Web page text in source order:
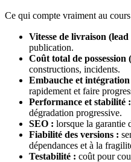
Ce qui compte vraiment au
Vitesse de livraison
publication.
Coût total de possession
constructions, incidents.
Embauche et
rapidement et faire
Performance et stabilité :
dégradation progressive.
SEO : lorsque la garantie
Fiabilité des versions :
dépendances et à la
Testabilité : coût pour